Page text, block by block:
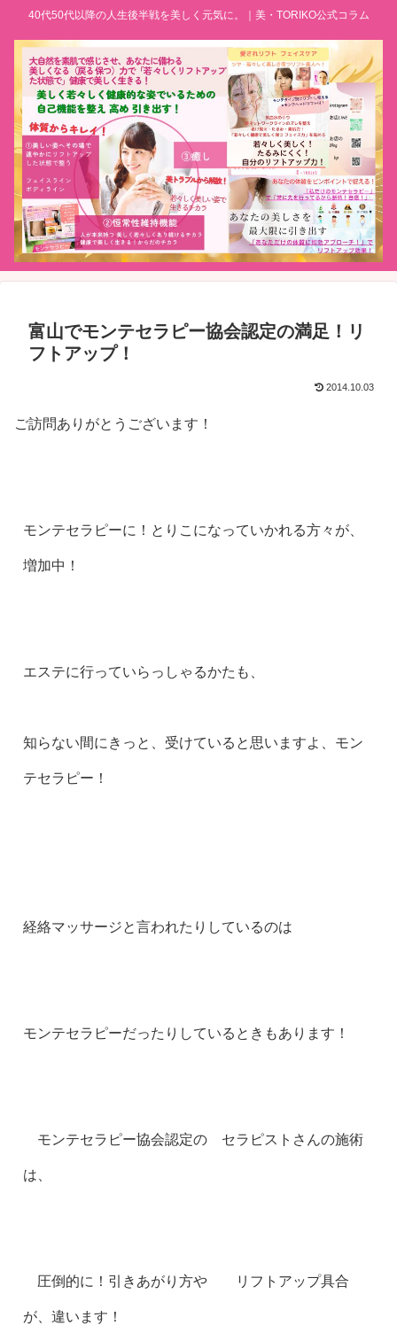
40代50代以降の人生後半戦を美しく元気に。｜美・TORIKO公式コラム
富山でモンテセラピー協会認定の満足！リ
フトアップ！
2014.10.03
ご訪問ありがとうございます！
モンテセラピーに！とりこになっていかれる方々が、
増加中！
エステに行っていらっしゃるかたも、
知らない間にきっと、受けていると思いますよ、モン
テセラピー！
経絡マッサージと言われたりしているのは
モンテセラピーだったりしているときもあります！
モンテセラピー協会認定の セラピストさんの施術
は、
圧倒的に！引きあがり方や リフトアップ具合
が、違います！